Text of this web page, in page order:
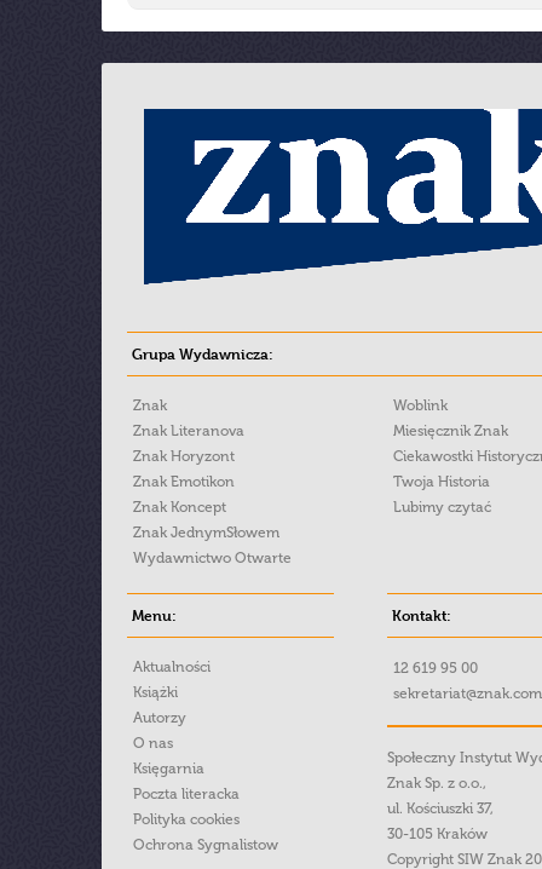
Grupa Wydawnicza:
Znak
Znak Literanova
Znak Horyzont
Znak Emotikon
Znak Koncept
Znak JednymSłowem
Wydawnictwo Otwarte
Woblink
Miesięcznik Znak
Ciekawostki
Twoja Historia
Lubimy czytać
Menu:
Aktualności
Książki
Autorzy
O nas
Księgarnia
Poczta literacka
Polityka cookies
Ochrona Sygnalistow
Kontakt:
12 619 95 00
Społeczny Instytut
Znak Sp. z o.o.,
ul. Kościuszki 37,
30-105 Kraków
Copyright SIW Znak